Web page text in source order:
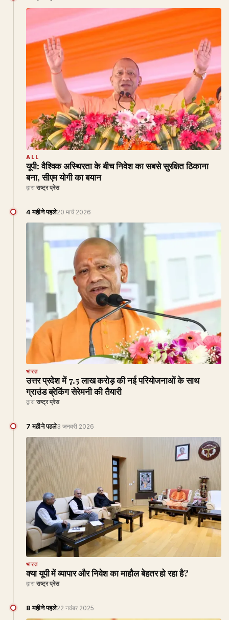
ALL
यूपी: वैश्विक अस्थिरता के बीच निवेश का सबसे सुरक्षित ठिकाना
बना, सीएम योगी का बयान
द्वारा राष्ट्र प्रेस
4 महीने पहले20 मार्च 2026
भारत
उत्तर प्रदेश में 7.5 लाख करोड़ की नई परियोजनाओं के साथ
ग्राउंड ब्रेकिंग सेरेमनी की तैयारी
द्वारा राष्ट्र प्रेस
7 महीने पहले3 जनवरी 2026
भारत
क्या यूपी में व्यापार और निवेश का माहौल बेहतर हो रहा है?
द्वारा राष्ट्र प्रेस
8 महीने पहले22 नवंबर 2025